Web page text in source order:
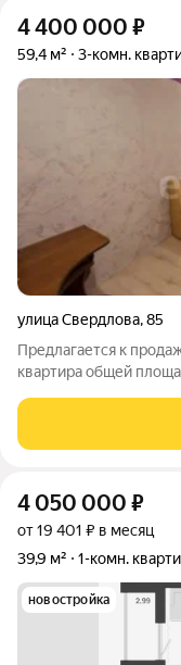
4 400 000 ₽
59,4 м² 3-комн.
улица Свердлова,85
Предлагается к
квартира общей
Квартира не угловая,
дома запад восток.
4 050 000 ₽
от 19 401 ₽ в месяц
39,9 м²
1-комн.
новостройка